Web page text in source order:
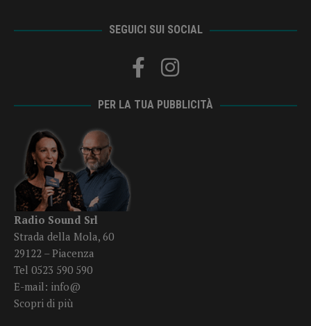
SEGUICI SUI SOCIAL
PER LA TUA PUBBLICITÀ
Radio Sound Srl
Strada della Mola, 60
29122 – Piacenza
Tel 0523 590 590
E-mail: info@
Scopri di più